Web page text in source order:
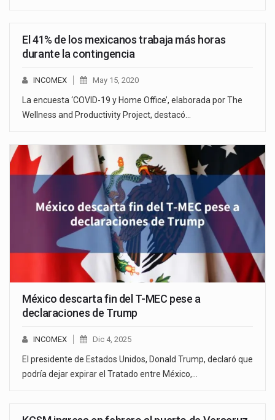
El 41% de los mexicanos trabaja más horas
durante la contingencia
INCOMEX May 15, 2020
La encuesta ‘COVID-19 y Home Office’, elaborada por The
Wellness and Productivity Project, destacó…
México descarta fin del T-MEC pese a
declaraciones de Trump
INCOMEX Dic 4, 2025
El presidente de Estados Unidos, Donald Trump, declaró que
podría dejar expirar el Tratado entre México,…